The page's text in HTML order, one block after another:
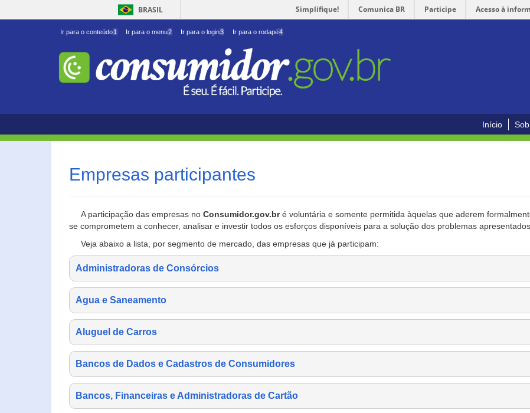
BRASIL Simplifique! Comunica BR Participe Acesso à
Ir para o conteúdo1 Ir para o menu2 Ir para o login3 Ir para o rodapé4
Início
Empresas participantes
A participação das empresas no Consumidor.gov.bré voluntária e somente permitida àquelas que aderem
se comprometem a conhecer, analisar e investir todos os esforços disponíveis para a solução dos problemas apresentados.
Veja abaixo a lista, por segmento de mercado, das empresas que já participam:
Administradoras de Consórcios
Agua e Saneamento
Aluguel de Carros
Bancos de Dados e Cadastros de Consumidores
Bancos, Financeiras e Administradoras de Cartão